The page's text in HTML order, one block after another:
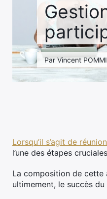
Par Vincent
Lorsqu’il s’agit de
l’une des étapes
La composition de cette
ultimement, le succès